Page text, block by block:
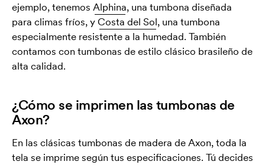
ejemplo, tenemos Alphina, una tumbona diseñada
para climas fríos, yCosta del Sol, una tumbona
especialmente resistente a la humedad. También
contamos con tumbonas de estilo clásico brasileño de
alta calidad.
¿Cómo se imprimen las tumbonas de
Axon?
En las clásicas tumbonas de madera de Axon, toda la
tela se imprime según tus especificaciones. Tú decides